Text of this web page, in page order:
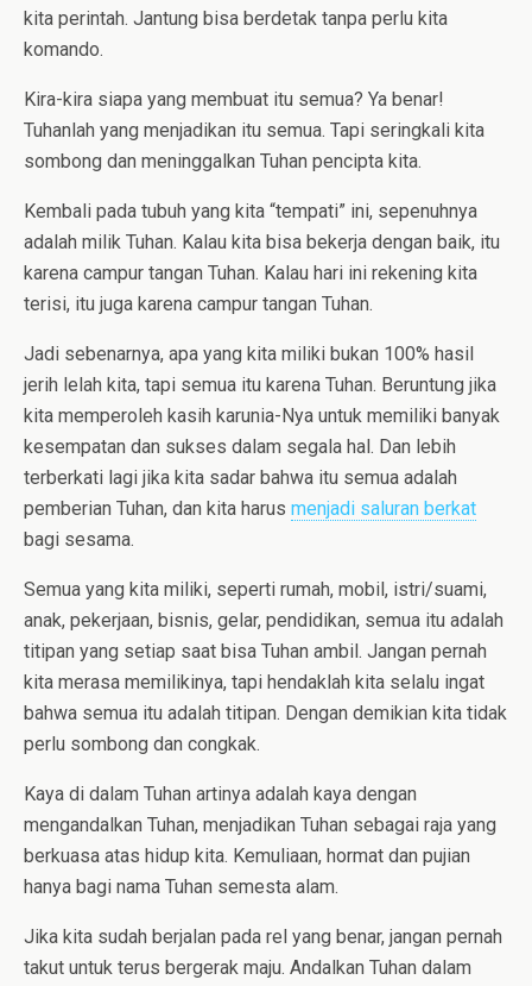
kita perintah. Jantung bisa berdetak tanpa perlu kita
komando.
Kira-kira siapa yang membuat itu semua? Ya benar!
Tuhanlah yang menjadikan itu semua. Tapi seringkali kita
sombong dan meninggalkan Tuhan pencipta kita.
Kembali pada tubuh yang kita “tempati” ini, sepenuhnya
adalah milik Tuhan. Kalau kita bisa bekerja dengan baik, itu
karena campur tangan Tuhan. Kalau hari ini rekening kita
terisi, itu juga karena campur tangan Tuhan.
Jadi sebenarnya, apa yang kita miliki bukan 100% hasil
jerih lelah kita, tapi semua itu karena Tuhan. Beruntung jika
kita memperoleh kasih karunia-Nya untuk memiliki banyak
kesempatan dan sukses dalam segala hal. Dan lebih
terberkati lagi jika kita sadar bahwa itu semua adalah
pemberian Tuhan, dan kita harus menjadi saluran berkat
bagi sesama.
Semua yang kita miliki, seperti rumah, mobil, istri/suami,
anak, pekerjaan, bisnis, gelar, pendidikan, semua itu adalah
titipan yang setiap saat bisa Tuhan ambil. Jangan pernah
kita merasa memilikinya, tapi hendaklah kita selalu ingat
bahwa semua itu adalah titipan. Dengan demikian kita tidak
perlu sombong dan congkak.
Kaya di dalam Tuhan artinya adalah kaya dengan
mengandalkan Tuhan, menjadikan Tuhan sebagai raja yang
berkuasa atas hidup kita. Kemuliaan, hormat dan pujian
hanya bagi nama Tuhan semesta alam.
Jika kita sudah berjalan pada rel yang benar, jangan pernah
takut untuk terus bergerak maju. Andalkan Tuhan dalam